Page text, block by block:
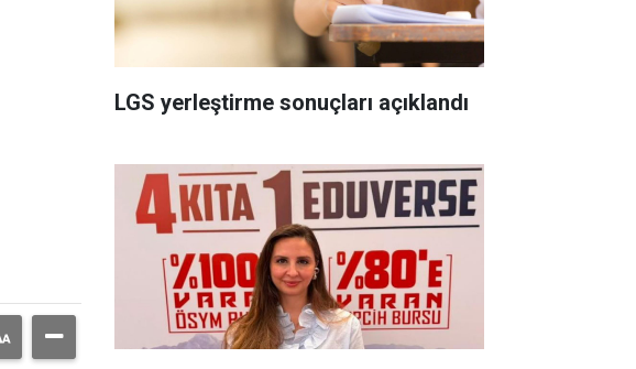
LGS yerleştirme sonuçları açıklandı